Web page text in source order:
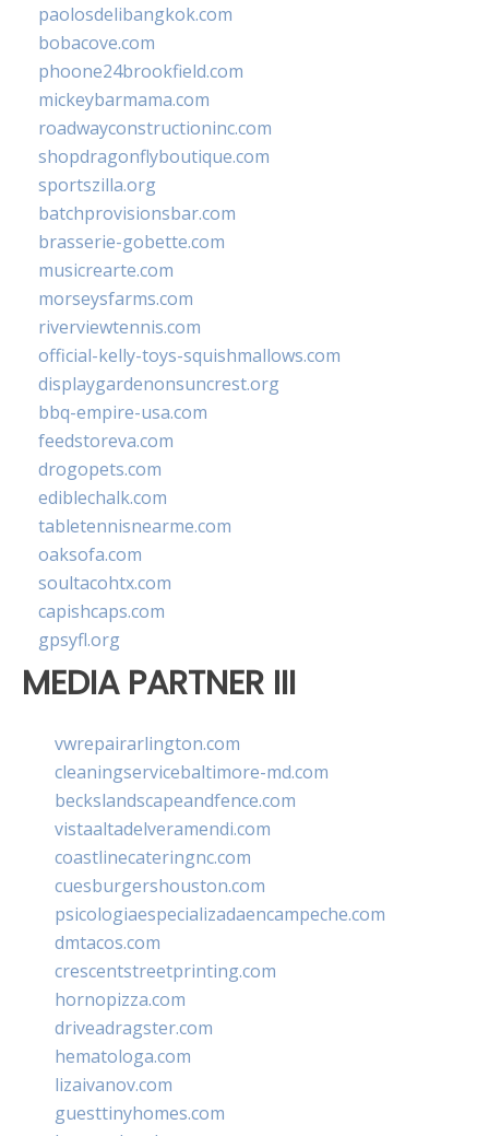
paolosdelibangkok.com
bobacove.com
phoone24brookfield.com
mickeybarmama.com
roadwayconstructioninc.com
shopdragonflyboutique.com
sportszilla.org
batchprovisionsbar.com
brasserie-gobette.com
musicrearte.com
morseysfarms.com
riverviewtennis.com
official-kelly-toys-squishmallows.com
displaygardenonsuncrest.org
bbq-empire-usa.com
feedstoreva.com
drogopets.com
ediblechalk.com
tabletennisnearme.com
oaksofa.com
soultacohtx.com
capishcaps.com
gpsyfl.org
MEDIA PARTNER III
vwrepairarlington.com
cleaningservicebaltimore-md.com
beckslandscapeandfence.com
vistaaltadelveramendi.com
coastlinecateringnc.com
cuesburgershouston.com
psicologiaespecializadaencampeche.com
dmtacos.com
crescentstreetprinting.com
hornopizza.com
driveadragster.com
hematologa.com
lizaivanov.com
guesttinyhomes.com